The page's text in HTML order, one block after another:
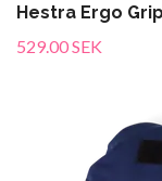
Hestra Ergo
529.00 SEK